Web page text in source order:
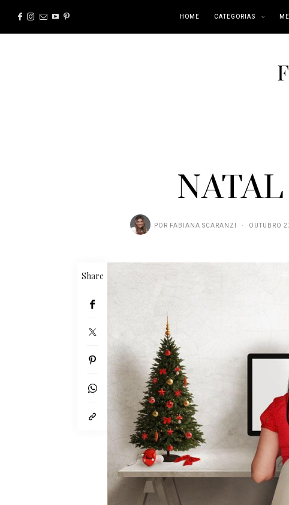
HOME CATEGORIAS
POR FABIANA SCARANZI OUTUBRO
Share